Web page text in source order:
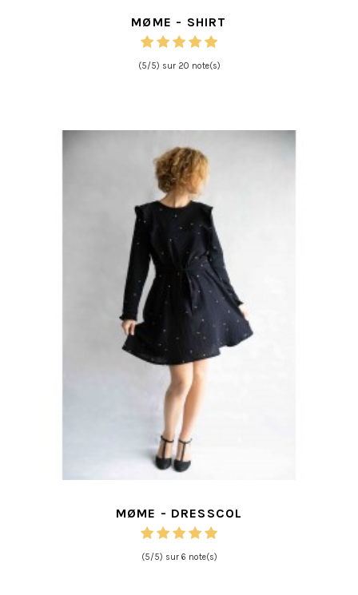
MØME - SHIRT
(5/5) sur 20 note(s)
MØME - DRESSCOL
(5/5) sur 6 note(s)